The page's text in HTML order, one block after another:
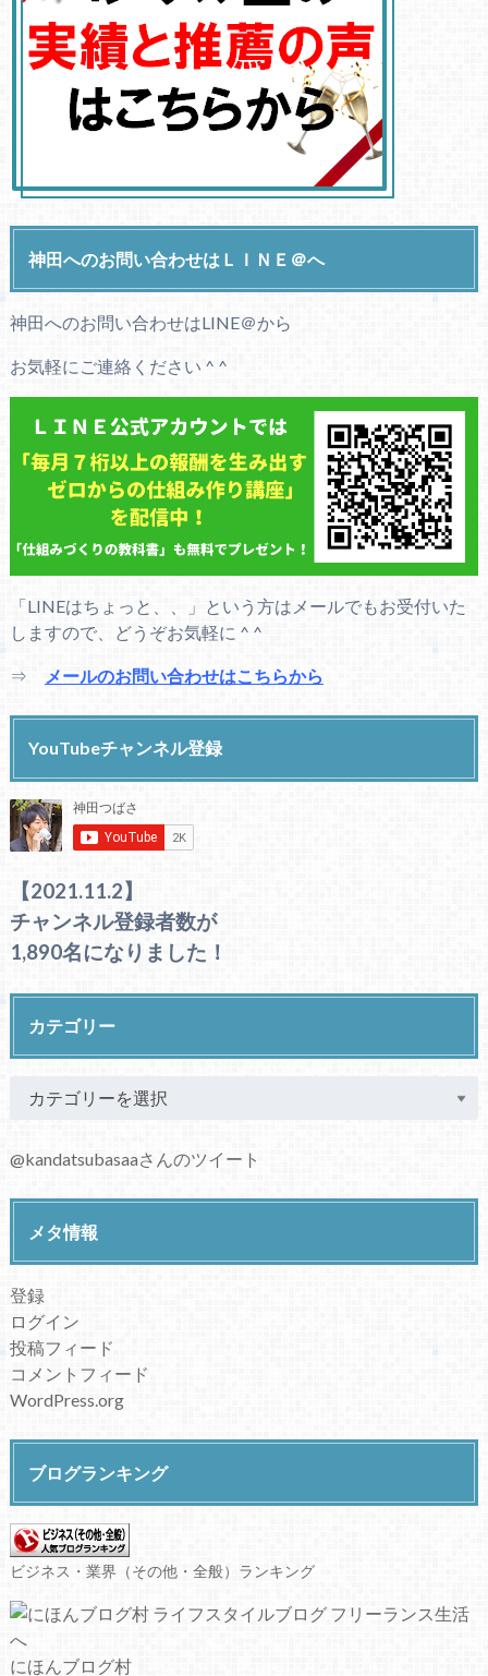
神田へのお問い合わせはＬＩＮＥ＠へ
神田へのお問い合わせはLINE＠から
お気軽にご連絡ください ^ ^
「LINEはちょっと、、」という方はメールでもお受付いた
しますので、どうぞお気軽に ^ ^
⇒ メールのお問い合わせはこちらから
YouTubeチャンネル登録
【2021.11.2】
チャンネル登録者数が
1,890名になりました！
カテゴリー
@kandatsubasaaさんのツイート
メタ情報
登録
ログイン
投稿フィード
コメントフィード
WordPress.org
ブログランキング
ビジネス・業界（その他・全般）ランキング
にほんブログ村